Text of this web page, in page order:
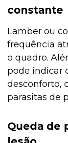
constante
Lamber ou
frequência
o quadro.
pode indicar
desconforto,
parasitas de
Queda de